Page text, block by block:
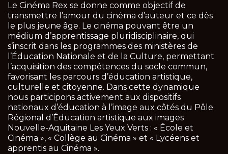
Le Cinéma Rex se donne comme objectif de
transmettre l’amour du cinéma d’auteur et ce dès
le plus jeune âge. Le cinéma pouvant être un
médium d’apprentissage pluridisciplinaire, qui
s’inscrit dans les programmes des ministères de
l’Éducation Nationale et de la Culture, permettant
l’acquisition des compétences du socle commun,
favorisant les parcours d’éducation artistique,
culturelle et citoyenne. Dans cette dynamique
nous participons activement aux dispositifs
nationaux d’éducation à l’image aux côtés du Pôle
Régional d’Éducation artistique aux images
Nouvelle-Aquitaine Les Yeux Verts : « École et
Cinéma », « Collège au Cinéma » et « Lycéens et
apprentis au Cinéma ».